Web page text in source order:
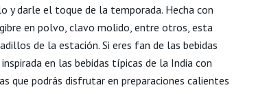
y darle el toque de la temporada. Hecha con
en polvo, clavo molido, entre otros, esta
de la estación. Si eres fan de las bebidas
en las bebidas típicas de la India con
que podrás disfrutar en preparaciones calientes